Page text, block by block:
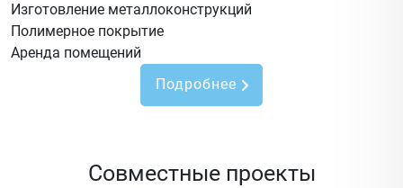
Изготовление металлоконструкций
Полимерное покрытие
Аренда помещений
Подробнее
Совместные проекты